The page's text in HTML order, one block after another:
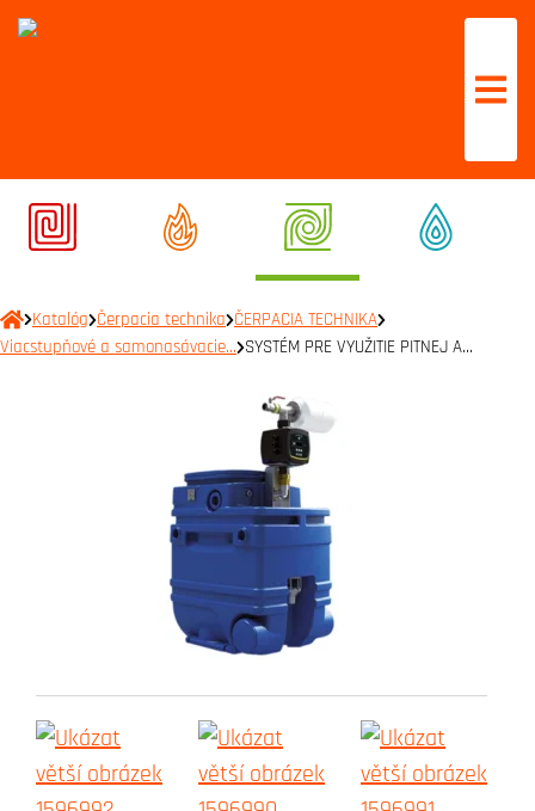
Katalóg Čerpacia technika ČERPACIA TECHNIKA
Viacstupňové a samonasávacie… SYSTÉM PRE VYUŽITIE PITNEJ A…